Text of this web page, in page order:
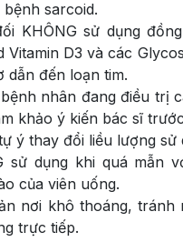
sarcoid.
KHÔNG sử dụng
Vitamin D3 và các
dẫn đến loạn tim.
nhân đang điều trị
khảo ý kiến bác sĩ
ý thay đổi liều lượng sử
sử dụng khi quá mẫn
của viên uống.
nơi khô thoáng, tránh
trực tiếp.